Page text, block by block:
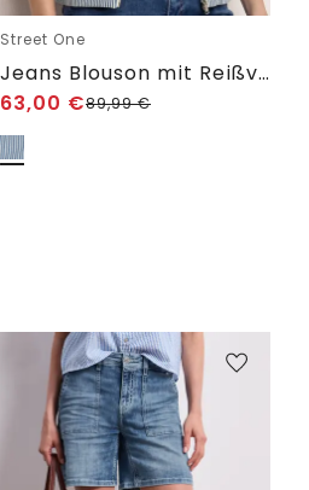
Street One
Jeans Blouson mit Reißverschluss
63,00 €89,99€